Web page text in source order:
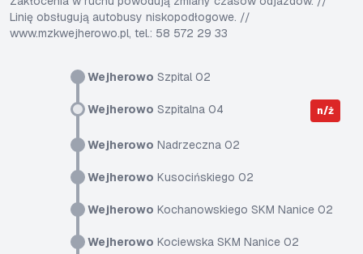
Wejherowo Szpital 02
Wejherowo Szpitalna 04 n/ż
Wejherowo Nadrzeczna 02
Wejherowo Kusocińskiego 02
Wejherowo Kochanowskiego SKM Nanice 02
Wejherowo Kociewska SKM Nanice 02
Linię obsługują autobusy niskopodłogowe. //
www.mzkwejherowo.pl, tel.: 58 572 29 33